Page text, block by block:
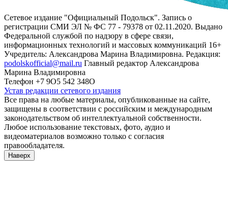
Сетевое издание "Официальный Подольск". Запись о
регистрации СМИ ЭЛ № ФС 77 - 79378 от 02.11.2020. Выдано
Федеральной службой по надзору в сфере связи,
информационных технологий и массовых коммуникаций 16+
Учредитель: Александрова Марина Владимировна. Редакция:
podolskofficial@mail.ru Главный редактор Александрова
Марина Владимировна
Телефон +7 9О5 542 348О
Устав редакции сетевого издания
Все права на любые материалы, опубликованные на сайте,
защищены в соответствии с российским и международным
законодательством об интеллектуальной собственности.
Любое использование текстовых, фото, аудио и
видеоматериалов возможно только с согласия
правообладателя.
Наверх